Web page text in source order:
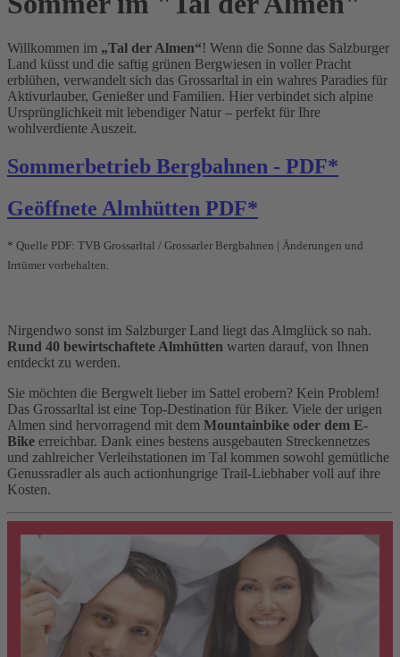
Willkommen im „Tal der Almen“! Wenn die Sonne das Salzburger
Land küsst und die saftig grünen Bergwiesen in voller Pracht
erblühen, verwandelt sich das Grossarltal in ein wahres Paradies für
Aktivurlauber, Genießer und Familien. Hier verbindet sich alpine
Ursprünglichkeit mit lebendiger Natur – perfekt für Ihre
wohlverdiente Auszeit.
Sommerbetrieb Bergbahnen - PDF*
Geöffnete Almhütten PDF*
* Quelle PDF: TVB Grossarltal / Grossarler Bergbahnen | Änderungen und
Irrtümer vorbehalten.
Nirgendwo sonst im Salzburger Land liegt das Almglück so nah.
Rund 40 bewirtschaftete Almhütten warten darauf, von Ihnen
entdeckt zu werden.
Sie möchten die Bergwelt lieber im Sattel erobern? Kein Problem!
Das Grossarltal ist eine Top-Destination für Biker. Viele der urigen
Almen sind hervorragend mit dem Mountainbike oder dem E-
Bike erreichbar. Dank eines bestens ausgebauten Streckennetzes
und zahlreicher Verleihstationen im Tal kommen sowohl gemütliche
Genussradler als auch actionhungrige Trail-Liebhaber voll auf ihre
Kosten.